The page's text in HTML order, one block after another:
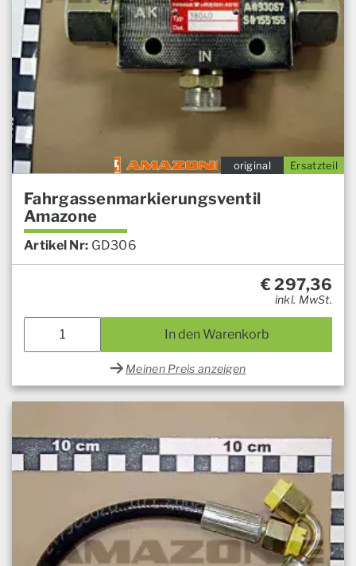
Ersatzteil
original
Fahrgassenmarkierungsventil
Amazone
Artikel Nr: GD306
€297,36
inkl. MwSt.
In den Warenkorb
Meinen Preis anzeigen